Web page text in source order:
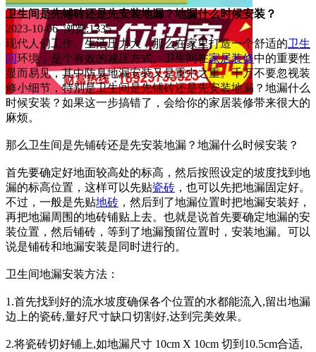
卫生间是先铺砖还是先安装地漏？地漏什么时候安装？
2023-10-06 浏览:1335
现代人们工作、生活压力大，那么在家里打造一个舒适的卫生
间环境，是个有效的减压方式。卫生间在家居装修中的重要性
显而易见，其中防臭地漏安装又是重中之重。千万不要忽视装
修小细节，特别是卫生间是先铺砖还是先安装地漏？地漏什么
时候安装？如果这一步搞错了，会给你的家居装修带来很大的
麻烦。
那么卫生间是先铺砖还是先安装地漏？地漏什么时候安装？
首先要确定好地面较高处的标高，然后按照设定的坡度找到地
漏的标高位置，这样可以先贴瓷砖 ，也可以先把地漏固定好。
不过，一般是先贴地砖 ，然后到了地漏位置时把地漏安装好，
再把地漏周围的地砖铺贴上去。也就是说首先要确定地漏的安
装位置，然后铺砖，等到了地漏预留位置时，安装地漏。可以
说是铺砖和地漏安装是同时进行的。
卫生间地漏安装方法：
1.首先找到好的流水坡度确保各个位置的水都能流入,留出地漏
边上的瓷砖,量好尺寸缺口切割好,达到完美效果。
2.将瓷砖切好铺上,如地漏尺寸 10cm X 10cm 切到10.5cm合适,